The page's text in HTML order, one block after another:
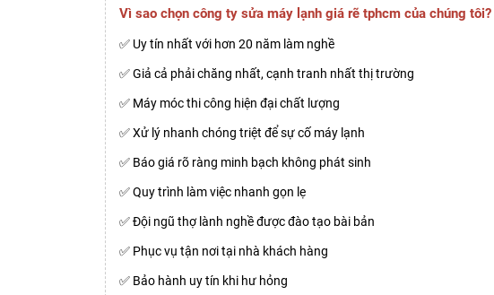
Vì sao chọn công ty sửa máy lạnh giá rẽ tphcm của chúng tôi?
✅ Uy tín nhất với hơn 20 năm làm nghề
✅ Giả cả phải chăng nhất, cạnh tranh nhất thị trường
✅ Máy móc thi công hiện đại chất lượng
✅ Xử lý nhanh chóng triệt để sự cố máy lạnh
✅ Báo giá rõ ràng minh bạch không phát sinh
✅ Quy trình làm việc nhanh gọn lẹ
✅ Đội ngũ thợ lành nghề được đào tạo bài bản
✅ Phục vụ tận nơi tại nhà khách hàng
✅ Bảo hành uy tín khi hư hỏng